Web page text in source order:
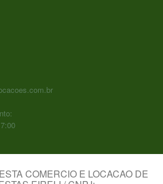
COMERCIO E LOCACAO DE